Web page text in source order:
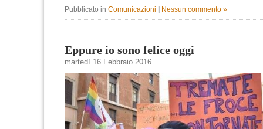
Pubblicato in Comunicazioni Nessun commento »
Eppure io sono felice oggi
martedì 16 Febbraio 2016